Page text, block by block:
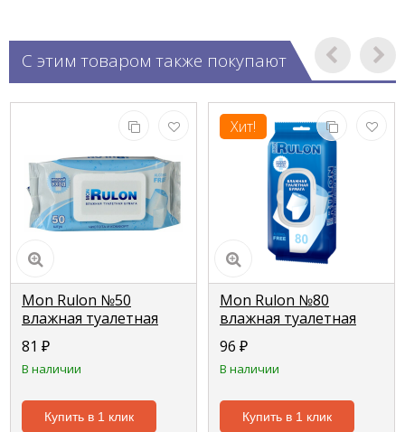
С этим товаром также покупают
Mon Rulon №50
влажная туалетная
бумага с
пластиковым
клапаном
81 ₽
В наличии
Купить в 1 клик
Хит!
Mon Rulon №80
влажная туалетная
бумага
96 ₽
В наличии
Купить в 1 клик